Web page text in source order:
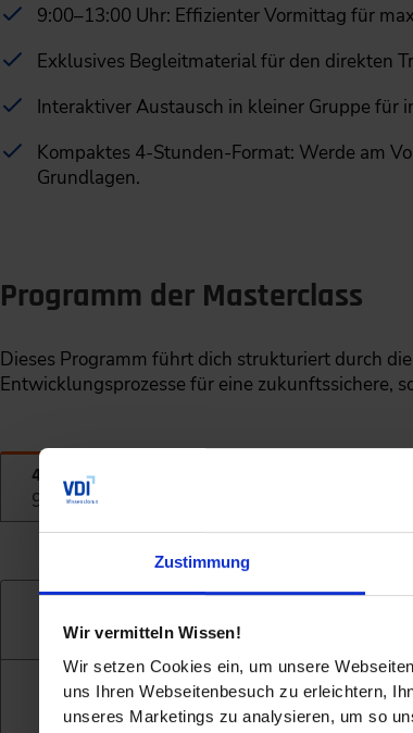
Zustimmung
Wir vermitteln Wissen!
Wir setzen Cookies ein, um unsere
uns Ihren Webseitenbesuch zu erleichtern,
unseres Marketings zu analysieren, um so
9:00–13:00 Uhr: Effizienter Vormittag für
Exklusives Begleitmaterial für den direkten
Interaktiver Austausch in kleiner Gruppe für
Kompaktes 4-Stunden-Format: Werde am
Grundlagen.
Programm der Masterclass
Dieses Programm führt dich strukturiert durch
Entwicklungsprozesse für eine zukunftssichere,
4 Stunden
9:00 - 13:00 Uhr
Wichtige SDV-Enabler: Zonale